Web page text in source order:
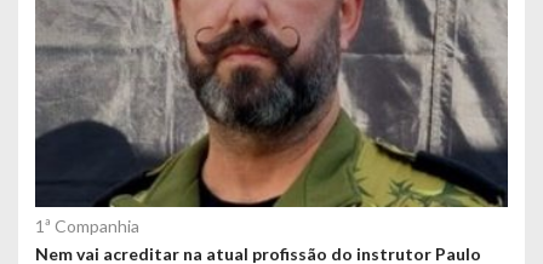
1ª Companhia
Nem vai acreditar na atual profissão do instrutor Paulo